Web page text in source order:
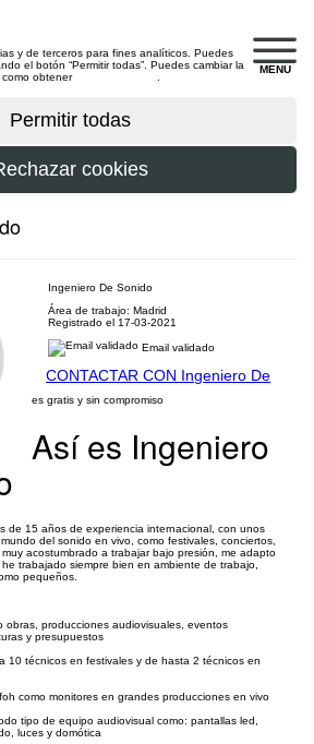
MENU
y de terceros para fines analíticos. Puedes
el botón “Permitir todas”. Puedes cambiar la
como obtener
Ingeniero De Sonido
Área de trabajo: Madrid
Registrado el 17-03-2021
Email validado
CONTACTAR CON Ingeniero De
es gratis y sin compromiso
Así es Ingeniero
de 15 años de experiencia internacional, con unos
del sonido en vivo, como festivales, conciertos,
acostumbrado a trabajar bajo presión, me adapto
trabajado siempre bien en ambiente de trabajo,
pequeños.
obras, producciones audiovisuales, eventos
y presupuestos
10 técnicos en festivales y de hasta 2 técnicos en
como monitores en grandes producciones en vivo
tipo de equipo audiovisual como: pantallas led,
luces y domótica